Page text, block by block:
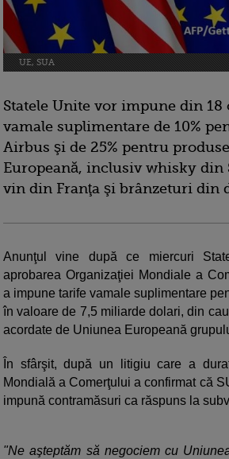
UE, SUA
Statele Unite vor impune din
vamale suplimentare de 10%
Airbus şi de 25% pentru
Europeană, inclusiv whisky din
vin din Franţa şi brânzeturi din
Anunţul vine după ce miercuri
aprobarea Organizaţiei Mondiale a
a impune tarife vamale suplimentare
în valoare de 7,5 miliarde dolari, din
acordate de Uniunea Europeană
În sfârşit, după un litigiu care a
Mondială a Comerţului a confirmat că
impună contramăsuri ca răspuns la
"Ne aşteptăm să negociem cu